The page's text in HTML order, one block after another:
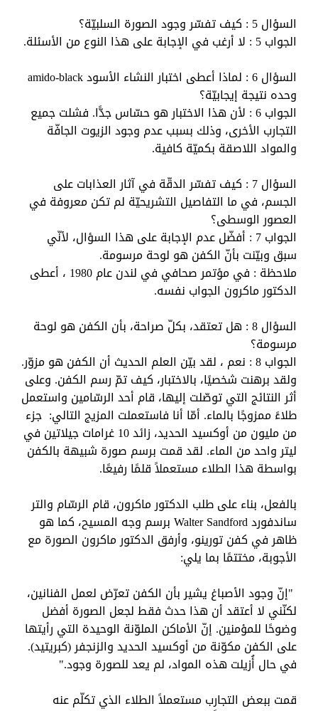
السؤال 5 : كيف تفسّر وجود الصورة السلبيّة؟
الجواب 5 : لا أرغب في الإجابة على هذا النوع من الأسئلة.
السؤال 6 : لماذا أعطى اختبار النشاء الأسود
amido-black
وحده نتيجة إيجابيّة؟
الجواب 6 : لأن هذا الاختبار هو حسّاس جدًّا. فشلت جميع
التجارب الأخرى، وذلك بسبب عدم وجود الزيوت الجافّة
والمواد اللاصقة بكميّة كافية.
السؤال 7 : كيف تفسّر الدقّة في آثار العذابات على
الجسم، في ما التفاصيل التشريحيّة لم تكن معروفة في
العصور الوسطى؟
الجواب 7 : أفضّل عدم الإجابة على هذا السؤال، لأنّي
سبق وبيّنت بأنّ الكفن هو لوحة مرسومة.
ملاحظة : في مؤتمر صحافي في لندن عام 1980 ، أعطى
الدكتور ماكرون الجواب نفسه.
السؤال 8 : هل تعتقد، بكلّ صراحة، بأن الكفن هو لوحة
مرسومة؟
الجواب 8 : نعم ، لقد بيّن العلم الحديث أن الكفن هو مزوّر.
ولقد برهنت شخصيًا، بالاختبار، كيف تمّ رسم الكفن. وعلى
أثر النتائج التي توصّلت إليها، قام أحد الرسّامين واستعمل
طلاءً ممزوجًا بالماء. أمّا أنا فاستعملت المزيج التالي: جزء
من مليون من أوكسيد الحديد، زائد 10 غرامات جيلاتين في
ليتر واحد من الماء. لقد قمت برسم صورة شبيهة بالكفن
بواسطة هذا الطلاء مستعملاً قلمًا رفيعًا.
بالفعل، بناء على طلب الدكتور ماكرون، قام الرسّام والتر
ساندفوردWalter Sandfordبرسم وجه المسيح، كما هو
ظاهر في كفن تورينو، وأرفق الدكتور ماكرون الصورة مع
الأجوبة، مختتمًا بما يلي:
"إنّ وجود الأصباغ يشير بأن الكفن تعرّض لعمل الفنانين،
لكنّني لا أعتقد أن هذا حدث فقط لجعل الصورة أفضل
وضوحًا للمؤمنين. إنّ الأماكن الملوّنة الوحيدة التي رأيتها
على الكفن مكوّنة من أوكسيد الحديد والزنجفر (كبريتيد).
في حال أُزيلت هذه المواد، لم يعد للصورة وجود."
قمت ببعض التجارب مستعملاً الطلاء الذي تكلّم عنه